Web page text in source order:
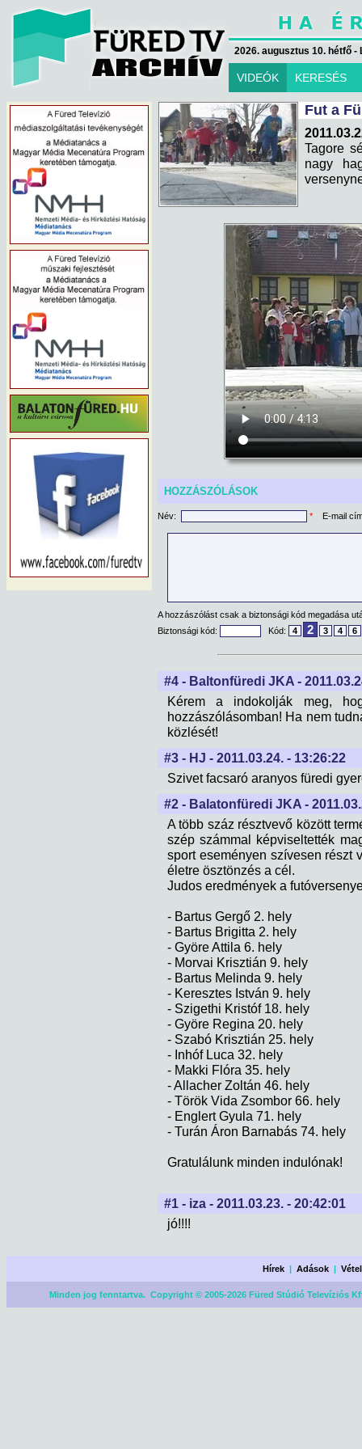
2026. augusztus 10. hétfő -
VIDEÓK KERESÉS
Fut a
Tagore
nagy
HOZZÁSZÓLÁSOK
Név: * E-mail
A hozzászólást csak a biztonsági kód megadása
Biztonsági kód:
Kód: 4 2 3 4 6
#4 - Baltonfüredi JKA -
Kérem a indokolják meg,
hozzászólásomban! Ha nem
közlését!
#3 - HJ - 2011.03.24. - 13:26:22
Szivet facsaró aranyos füredi
#2 - Balatonfüredi JKA -
A több száz résztvevő között
szép számmal képviseltették
sport eseményen szívesen részt
életre ösztönzés a cél.
Judos eredmények a
- Bartus Gergő 2. hely
- Bartus Brigitta 2. hely
- Györe Attila 6. hely
- Morvai Krisztián 9. hely
- Bartus Melinda 9. hely
- Keresztes István 9. hely
- Szigethi Kristóf 18. hely
- Györe Regina 20. hely
- Szabó Krisztián 25. hely
- Inhóf Luca 32. hely
- Makki Flóra 35. hely
- Allacher Zoltán 46. hely
- Török Vida Zsombor 66. hely
- Englert Gyula 71. hely
- Turán Áron Barnabás 74. hely
Gratulálunk minden indulónak!
#1 - iza - 2011.03.23. - 20:42:01
jó!!!!
Hírek |Adások |
Minden jog fenntartva. Copyright © 2005-2026 Füred Stúdió Televíziós